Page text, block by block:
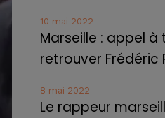
10 mai 2022
Marseille : appel
retrouver Frédéric
8 mai 2022
Le rappeur